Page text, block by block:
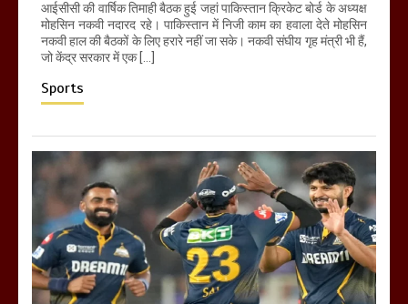
आईसीसी की वार्षिक तिमाही बैठक हुई जहां पाकिस्तान क्रिकेट बोर्ड के अध्यक्ष
मोहसिन नकवी नदारद रहे। पाकिस्तान में निजी काम का हवाला देते मोहसिन
नकवी हाल की बैठकों के लिए हरारे नहीं जा सके। नकवी संघीय गृह मंत्री भी हैं,
जो केंद्र सरकार में एक […]
Sports